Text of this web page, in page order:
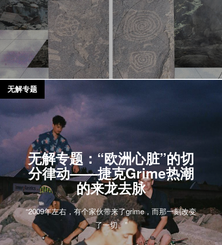
无解专题：“欧洲心脏”的切
分律动——捷克Grime热潮
的来龙去脉
“2009年左右，有个家伙带来了grime，而那一刻改变
了一切。”
无解专题